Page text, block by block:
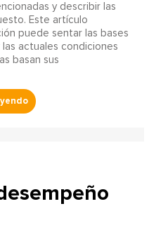
y describir las
Este artículo
puede sentar las bases
actuales condiciones
basan sus